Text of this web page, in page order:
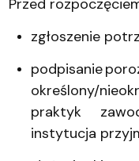
Przed
zgłoszenie
określony/
praktyk
instytucja